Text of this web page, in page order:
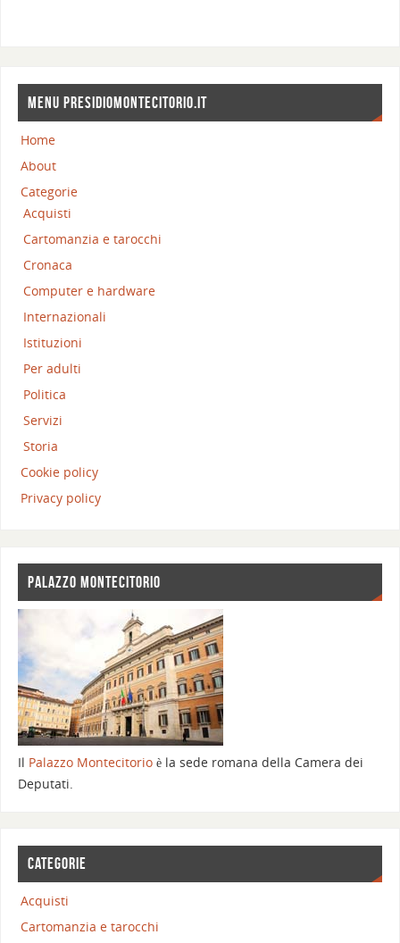
MENU PRESIDIOMONTECITORIO.IT
Home
About
Categorie
Acquisti
Cartomanzia e tarocchi
Cronaca
Computer e hardware
Internazionali
Istituzioni
Per adulti
Politica
Servizi
Storia
Cookie policy
Privacy policy
PALAZZO MONTECITORIO
Il Palazzo Montecitorioè la sede romana della Camera dei
Deputati.
CATEGORIE
Acquisti
Cartomanzia e tarocchi